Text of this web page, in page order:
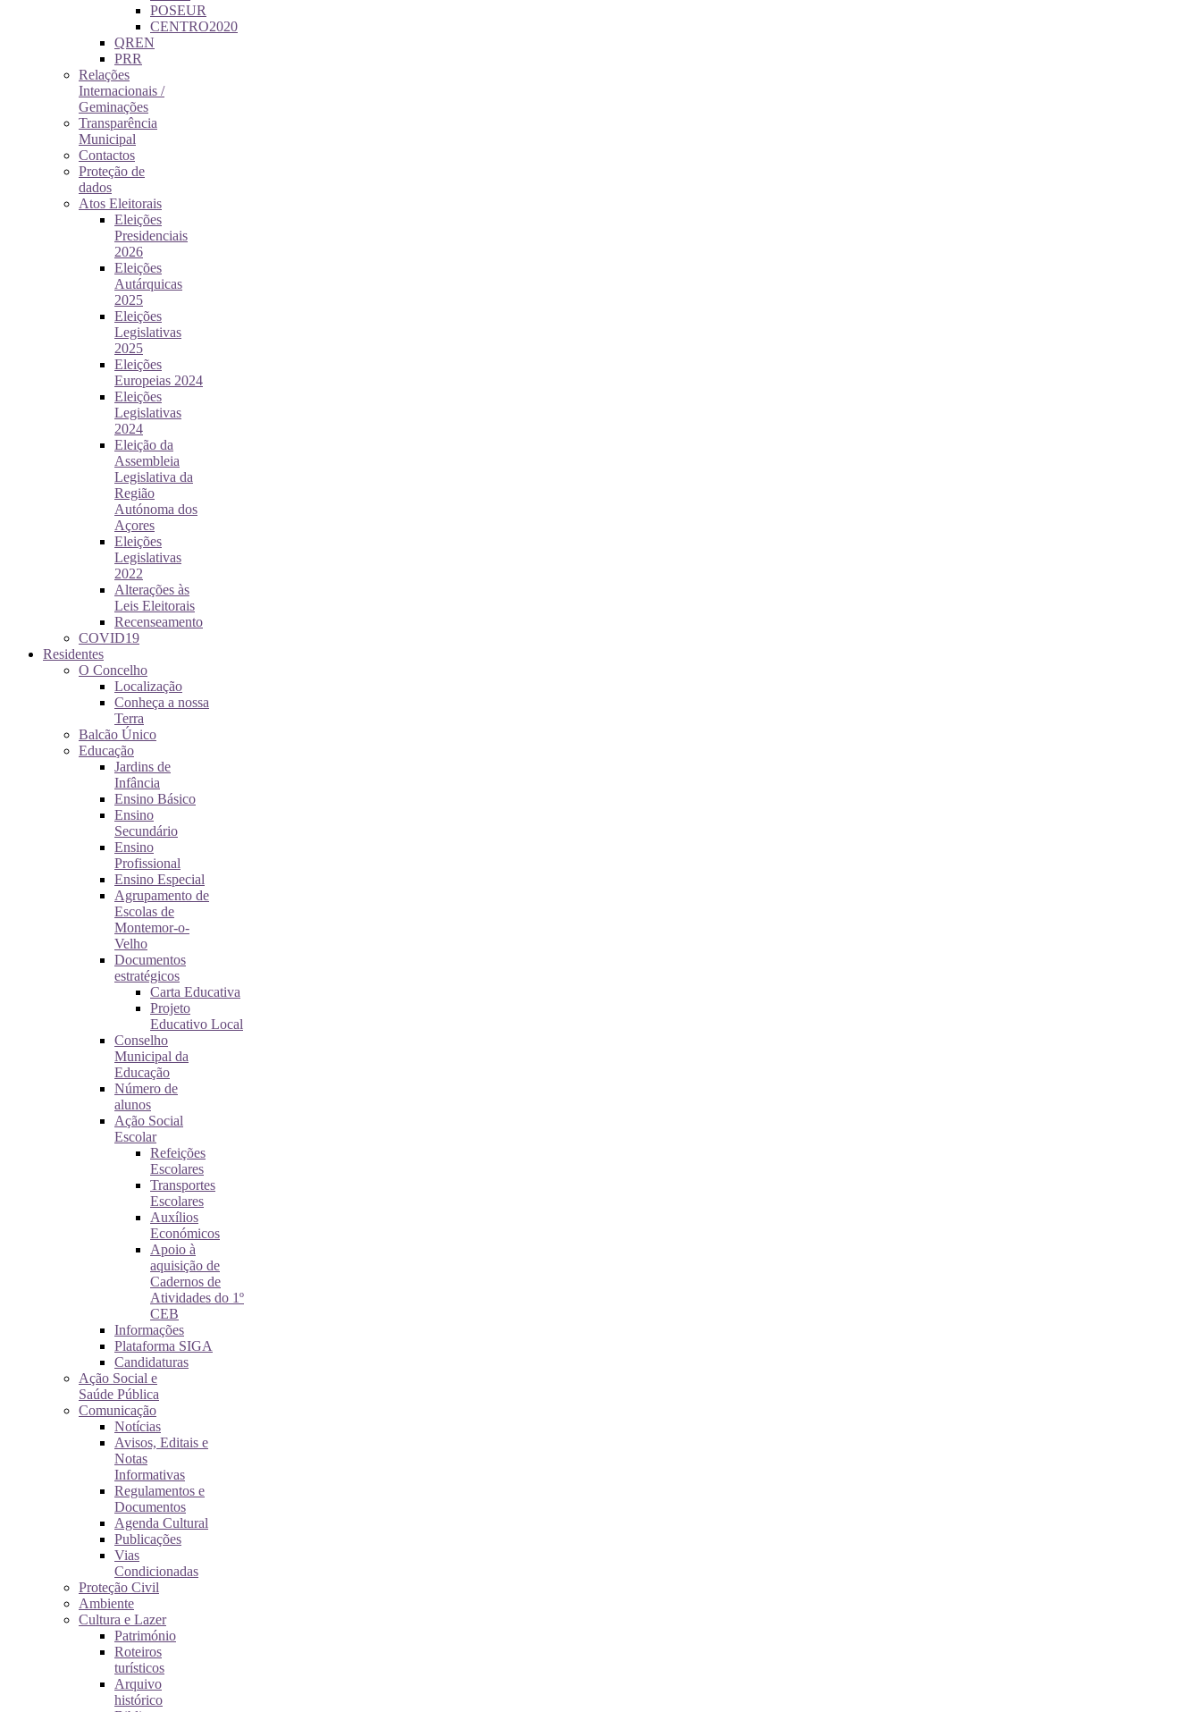
POSEUR
CENTRO2020
QREN
PRR
Relações
Internacionais /
Geminações
Transparência
Municipal
Contactos
Proteção de
dados
Atos Eleitorais
Eleições
Presidenciais
2026
Eleições
Autárquicas
2025
Eleições
Legislativas
2025
Eleições
Europeias 2024
Eleições
Legislativas
2024
Eleição da
Assembleia
Legislativa da
Região
Autónoma dos
Açores
Eleições
Legislativas
2022
Alterações às
Leis Eleitorais
Recenseamento
COVID19
Residentes
O Concelho
Localização
Conheça a nossa
Terra
Balcão Único
Educação
Jardins de
Infância
Ensino Básico
Ensino
Secundário
Ensino
Profissional
Ensino Especial
Agrupamento de
Escolas de
Montemor-o-
Velho
Documentos
estratégicos
Carta Educativa
Projeto
Educativo Local
Conselho
Municipal da
Educação
Número de
alunos
Ação Social
Escolar
Refeições
Escolares
Transportes
Escolares
Auxílios
Económicos
Apoio à
aquisição de
Cadernos de
Atividades do 1º
CEB
Informações
Plataforma SIGA
Candidaturas
Ação Social e
Saúde Pública
Comunicação
Notícias
Avisos, Editais e
Notas
Informativas
Regulamentos e
Documentos
Agenda Cultural
Publicações
Vias
Condicionadas
Proteção Civil
Ambiente
Cultura e Lazer
Património
Roteiros
turísticos
Arquivo
histórico